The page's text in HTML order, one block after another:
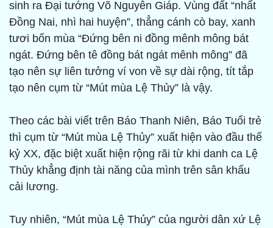
sinh ra Đại tướng Võ Nguyên Giáp. Vùng đất “nhất
Đồng Nai, nhì hai huyện”, thẳng cánh cò bay, xanh
tươi bốn mùa “Đứng bên ni đồng mênh mông bát
ngát. Đứng bên tê đồng bát ngát mênh mông” đã
tạo nên sự liên tưởng ví von về sự dài rộng, tít tắp
tạo nên cụm từ “Mút mùa Lệ Thủy” là vậy.
Theo các bài viết trên Báo Thanh Niên, Báo Tuổi trẻ
thì cụm từ “Mút mùa Lệ Thủy” xuất hiện vào đầu thế
kỷ XX, đặc biệt xuất hiện rộng rãi từ khi danh ca Lệ
Thủy khẳng định tài năng của mình trên sân khấu
cải lương.
Tuy nhiên, “Mút mùa Lệ Thủy” của người dân xứ Lệ